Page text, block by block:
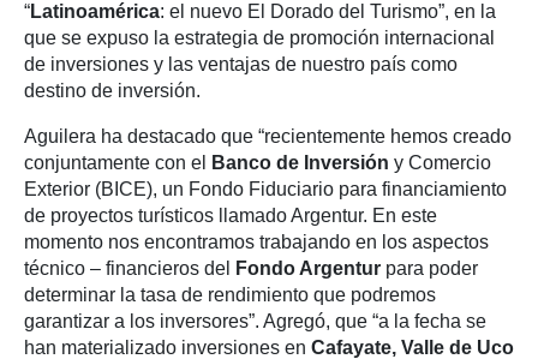
“Latinoamérica: el nuevo El Dorado del Turismo”, en la
que se expuso la estrategia de promoción internacional
de inversiones y las ventajas de nuestro país como
destino de inversión.
Aguilera ha destacado que “recientemente hemos creado
conjuntamente con el
Banco de Inversión y Comercio
Exterior (BICE), un Fondo Fiduciario para financiamiento
de proyectos turísticos llamado Argentur. En este
momento nos encontramos trabajando en los aspectos
técnico – financieros del
Fondo Argentur para poder
determinar la tasa de rendimiento que podremos
garantizar a los inversores”. Agregó, que “a la fecha se
han materializado inversiones en Cafayate, Valle de Uco